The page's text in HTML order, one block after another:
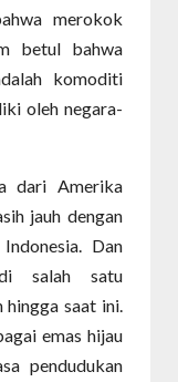
merokok
betul bahwa
komoditi
oleh negara-
dari Amerika
jauh dengan
Dan
salah satu
hingga saat ini.
emas hijau
pendudukan